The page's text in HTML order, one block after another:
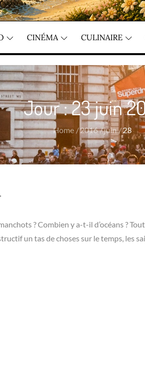
CINÉMA CULINAIRE
Jour :23 juin
Home 2016 juin 23
? Combien y a-t-il d’océans ?
un tas de choses sur le temps, les